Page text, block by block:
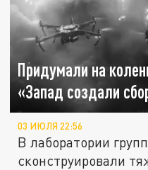
Придумали на
«Запад создали
03 ИЮЛЯ 22:56
В лаборатории
сконструировали